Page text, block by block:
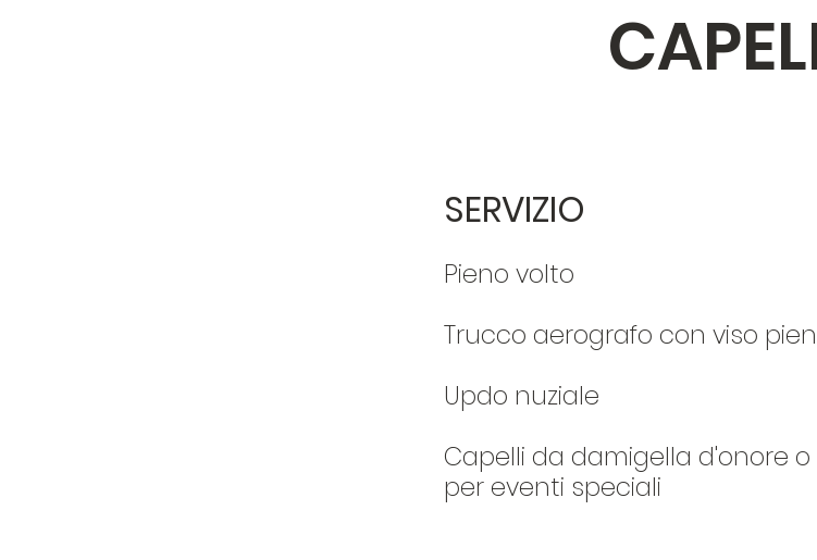
SERVIZIO
Pieno volto
Trucco aerografo con viso
Updo nuziale
Capelli da damigella d'onore o
per eventi speciali